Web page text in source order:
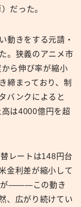
だった。
動きをする元請・
。狭義のアニメ市
ら伸び率が縮小
締まっており、制
バンクによると
は4000億円を超
レートは148円台
金利差が縮小して
が———この動き
、広がり続けてい